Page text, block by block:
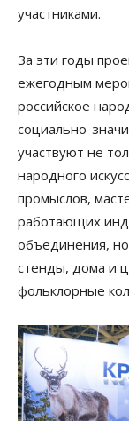
участниками.
За эти годы
ежегодным
российское
социально-
участвуют не
народного
промыслов,
работающих
объединения,
стенды, дома и
фольклорные